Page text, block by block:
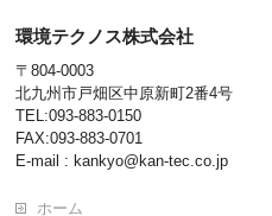
環境テクノス株式会社
〒804-0003
北九州市戸畑区中原新町2番4号
TEL:093-883-0150
FAX:093-883-0701
E-mail : kankyo@kan-tec.co.jp
ホーム